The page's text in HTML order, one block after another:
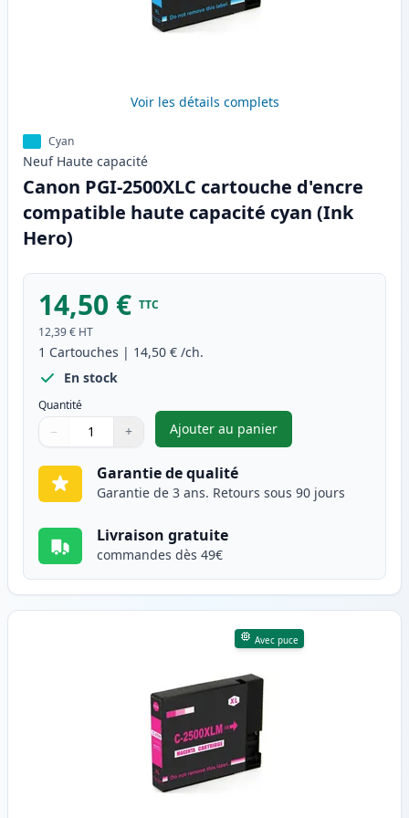
Voir les détails complets
Cyan
Neuf Haute capacité
Canon PGI-2500XLC cartouche d'encre
compatible haute capacité cyan (Ink
Hero)
14,50 € TTC
12,39 € HT
1 Cartouches | 14,50 € /ch.
En stock
Quantité
Quantité
Utilisez les boutons pour ajuster
− +
Quantité
Ajouter au panier
,Canon PGI-2500XLC
Garantie de qualité
Garantie de 3 ans. Retours sous 90 jours
Livraison gratuite
commandes dès 49€
Avec puce